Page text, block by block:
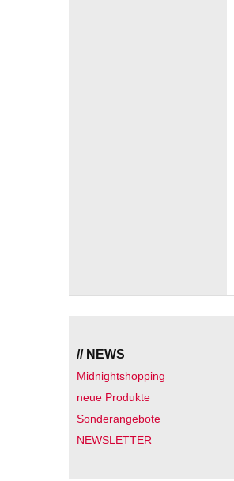
// NEWS
Midnightshopping
neue Produkte
Sonderangebote
NEWSLETTER